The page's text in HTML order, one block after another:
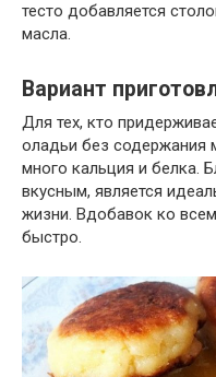
тесто добавляется
масла.
Вариант
Для тех, кто
оладьи без содержания
много кальция и белка.
вкусным, является
жизни. Вдобавок ко
быстро.